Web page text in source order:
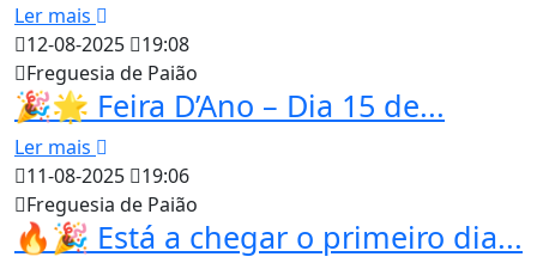
Ler mais
12-08-2025
19:08
Freguesia de Paião
🎉🌟 Feira D’Ano – Dia 15 de...
Ler mais
11-08-2025
19:06
Freguesia de Paião
🔥🎉 Está a chegar o primeiro dia...